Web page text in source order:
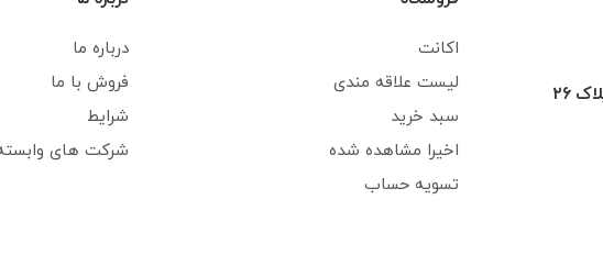
۲۶
اکانت
لیست علاقه مندی
سبد خرید
اخیرا مشاهده شده
تسویه حساب
درباره ما
فروش با ما
شرایط
شرکت های